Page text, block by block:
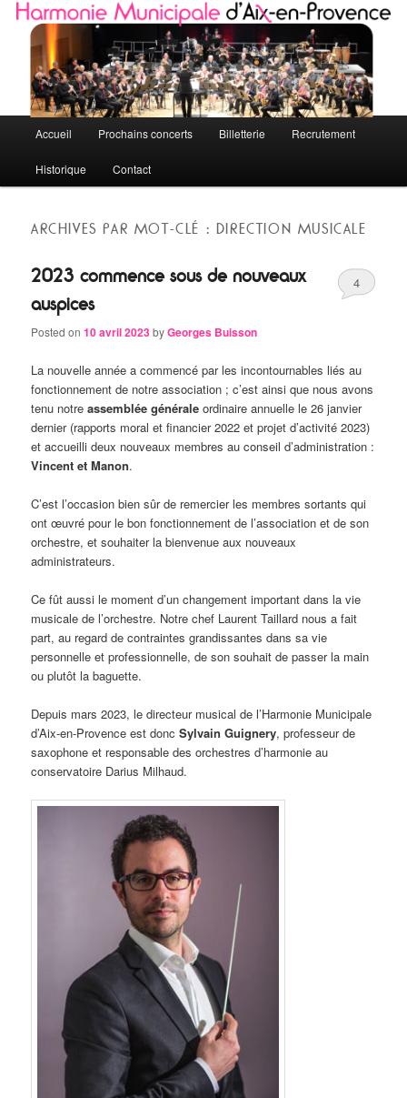
Harmonie Municipale d'Aix-en-Provence
Quelques petites notes de l'HMAP
Menu principal
Aller au contenu principal
Aller au contenu secondaire
Accueil Prochains concerts Billetterie Recrutement
Historique Contact
ARCHIVES PAR MOT-CLÉ : DIRECTION MUSICALE
2023 commence sous de nouveaux
auspices
Posted on10 avril 2023byGeorges Buisson
4
La nouvelle année a commencé par les incontournables liés au
fonctionnement de notre association ; c’est ainsi que nous avons
tenu notreassemblée générale ordinaire annuelle le 26 janvier
dernier (rapports moral et financier 2022 et projet d’activité 2023)
et accueilli deux nouveaux membres au conseil d’administration :
Vincent et Manon.
C’est l’occasion bien sûr de remercier les membres sortants qui
ont œuvré pour le bon fonctionnement de l’association et de son
orchestre, et souhaiter la bienvenue aux nouveaux
administrateurs.
Ce fût aussi le moment d’un changement important dans la vie
musicale de l’orchestre. Notre chef Laurent Taillard nous a fait
part, au regard de contraintes grandissantes dans sa vie
personnelle et professionnelle, de son souhait de passer la main
ou plutôt la baguette.
Depuis mars 2023, le directeur musical de l’Harmonie Municipale
d’Aix-en-Provence est doncSylvain Guignery, professeur de
saxophone et responsable des orchestres d’harmonie au
conservatoire Darius Milhaud.